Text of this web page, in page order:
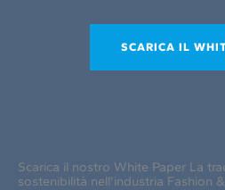
SCARICA IL
Scarica il nostro White Paper La
sostenibilità nell'industria Fashion